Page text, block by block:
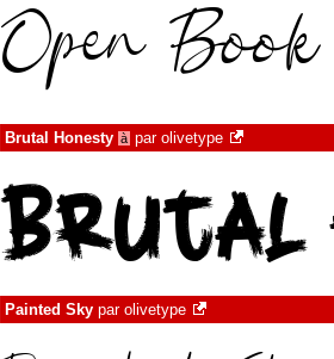
Brutal Honesty à par olivetype
Painted Sky par olivetype